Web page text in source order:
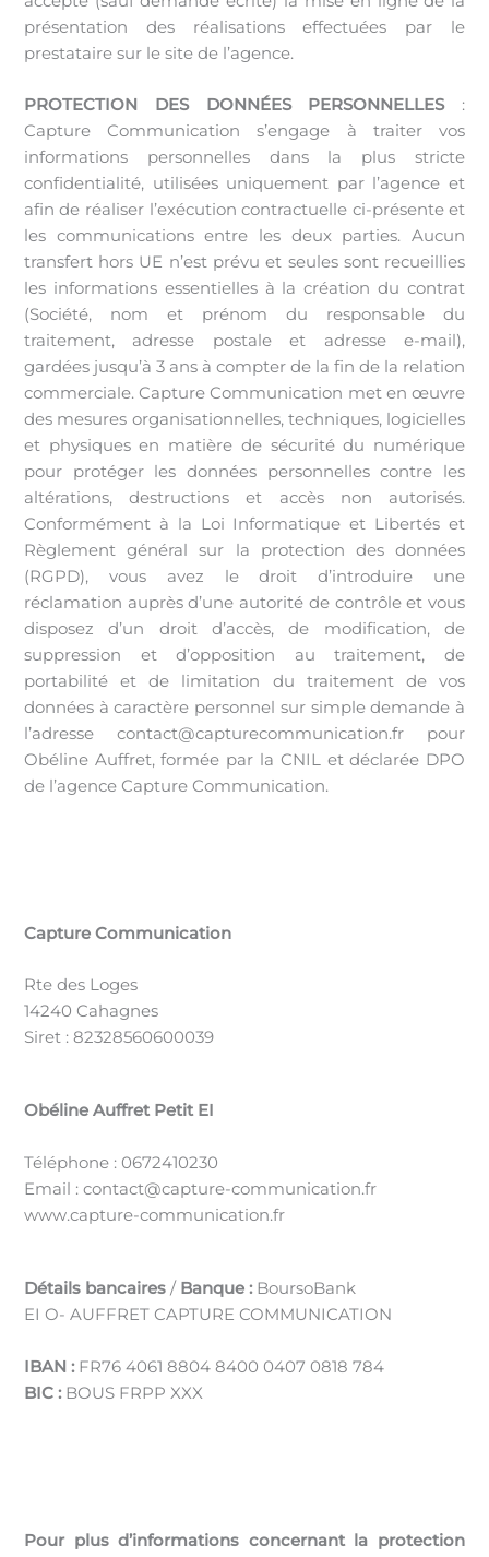
présentation des réalisations effectuées par le
prestataire sur le site de l’agence.
PROTECTION DES DONNÉES PERSONNELLES:
Capture Communication s’engage à traiter vos
informations personnelles dans la plus stricte
confidentialité, utilisées uniquement par l’agence et
afin de réaliser l’exécution contractuelle ci-présente et
les communications entre les deux parties. Aucun
transfert hors UE n’est prévu et seules sont recueillies
les informations essentielles à la création du contrat
(Société, nom et prénom du responsable du
traitement, adresse postale et adresse e-mail),
gardées jusqu’à 3 ans à compter de la fin de la relation
commerciale. Capture Communication met en œuvre
des mesures organisationnelles, techniques, logicielles
et physiques en matière de sécurité du numérique
pour protéger les données personnelles contre les
altérations, destructions et accès non autorisés.
Conformément à la Loi Informatique et Libertés et
Règlement général sur la protection des données
(RGPD), vous avez le droit d’introduire une
réclamation auprès d’une autorité de contrôle et vous
disposez d’un droit d’accès, de modification, de
suppression et d’opposition au traitement, de
portabilité et de limitation du traitement de vos
données à caractère personnel sur simple demande à
l’adresse contact@capturecommunication.fr pour
Obéline Auffret, formée par la CNIL et déclarée DPO
de l’agence Capture Communication.
Capture Communication
Rte des Loges
14240 Cahagnes
Siret : 82328560600039
Obéline Auffret Petit EI
Téléphone : 0672410230
Email : contact@capture-communication.fr
www.capture-communication.fr
Détails bancaires/ Banque : BoursoBank
EI O- AUFFRET CAPTURE COMMUNICATION
IBAN : FR76 4061 8804 8400 0407 0818 784
BIC : BOUS FRPP XXX
Pour plus d’informations concernant la protection